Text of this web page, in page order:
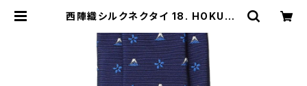
西陣織シルクネクタイ 18. HOKUSA
ORTUNA Tokyo レンタル | FORT
UNA Tokyo For Stylist フォーチ
ュナトウキョウ スタイリスト向け衣装
レンタルオンラインストア